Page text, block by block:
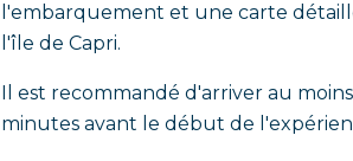
l'embarquement et une carte
l'île de Capri.
Il est recommandé d'arriver au
minutes avant le début de